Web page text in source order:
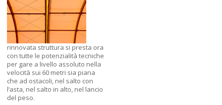
rinnovata struttura si presta ora
con tutte le potenzialità tecniche
per gare a livello assoluto nella
velocità sui 60 metri sia piana
che ad ostacoli, nel salto con
l’asta, nel salto in alto, nel lancio
del peso.